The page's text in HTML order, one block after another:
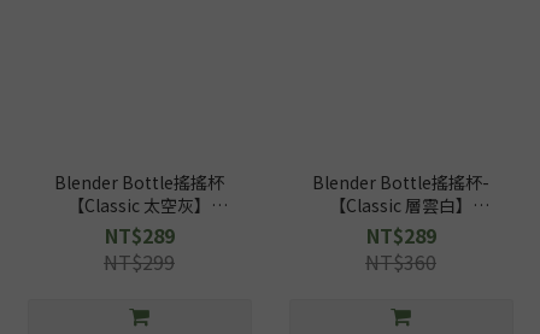
Blender Bottle搖搖杯
【Classic 太空灰】
20oz/592ml
NT$289
NT$299
Blender Bottle搖搖杯-
【Classic 層雲白】
20oz/592ml
NT$289
NT$360